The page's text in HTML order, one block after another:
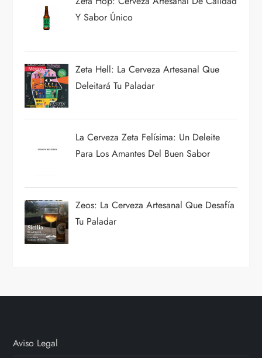
Y Sabor Único
Zeta Hell: La Cerveza Artesanal Que
Deleitará Tu Paladar
La Cerveza Zeta Felísima: Un Deleite
Para Los Amantes Del Buen Sabor
Zeos: La Cerveza Artesanal Que Desafía
Tu Paladar
Aviso Legal